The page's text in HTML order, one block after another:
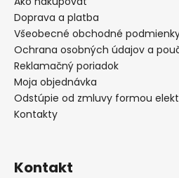
Doprava a platba
Všeobecné obchodné
Ochrana osobných údajov a
Reklamačný poriadok
Moja objednávka
Odstúpie od zmluvy formou
Kontakty
Kontakt